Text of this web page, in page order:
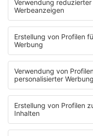
Deutsche Liebeslieder
PODCASTS
Mit den Waffeln einer
Frühstück bei Barbara
Brave & One
NotAufnahme
"Bewerbung und
Aber bitte mit Schlager
Erdbeerkäse
Fitness mit M.A.R.K